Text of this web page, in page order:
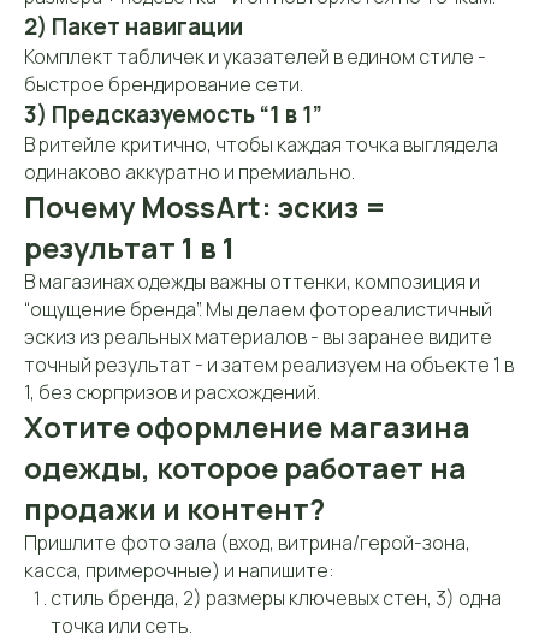
2) Пакет навигации
Комплект табличек и указателей в едином стиле -
быстрое брендирование сети.
3) Предсказуемость “1 в 1”
В ритейле критично, чтобы каждая точка выглядела
одинаково аккуратно и премиально.
Почему MossArt: эскиз =
результат 1 в 1
В магазинах одежды важны оттенки, композиция и
“ощущение бренда”. Мы делаем фотореалистичный
эскиз из реальных материалов - вы заранее видите
точный результат - и затем реализуем на объекте 1 в
1, без сюрпризов и расхождений.
Хотите оформление магазина
одежды, которое работает на
продажи и контент?
Пришлите фото зала (вход, витрина/герой-зона,
касса, примерочные) и напишите:
стиль бренда, 2) размеры ключевых стен, 3) одна
точка или сеть.
Мессенджеры:
Адрес:
127422, Москва, м. «Дмитровская», ул.
Тимирязевская, д. 13 (вход со двора,
2-й этаж)
Пн-Пт: 10:00-19:00
Сб: 12:00-17:00
Шоу-рум работает по
предварительной
записи
Часы работы: